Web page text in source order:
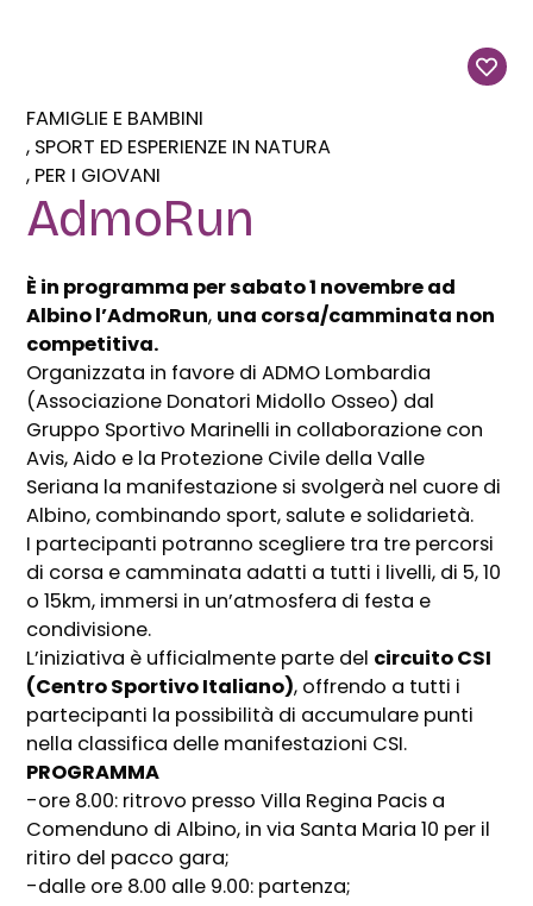
FAMIGLIE E BAMBINI
SPORT ED ESPERIENZE IN NATURA
PER I GIOVANI
AdmoRun
È in programma per sabato 1 novembre ad
Albino l’AdmoRun, una corsa/camminata non
competitiva.
Organizzata in favore di ADMO Lombardia
(Associazione Donatori Midollo Osseo) dal
Gruppo Sportivo Marinelli in collaborazione con
Avis, Aido e la Protezione Civile della Valle
Seriana la manifestazione si svolgerà nel cuore di
Albino, combinando sport, salute e solidarietà.
I partecipanti potranno scegliere tra tre percorsi
di corsa e camminata adatti a tutti i livelli, di 5, 10
o 15km, immersi in un’atmosfera di festa e
condivisione.
L’iniziativa è ufficialmente parte del circuito CSI
(Centro Sportivo Italiano), offrendo a tutti i
partecipanti la possibilità di accumulare punti
nella classifica delle manifestazioni CSI.
PROGRAMMA
-ore 8.00: ritrovo presso Villa Regina Pacis a
Comenduno di Albino, in via Santa Maria 10 per il
ritiro del pacco gara;
-dalle ore 8.00 alle 9.00: partenza;